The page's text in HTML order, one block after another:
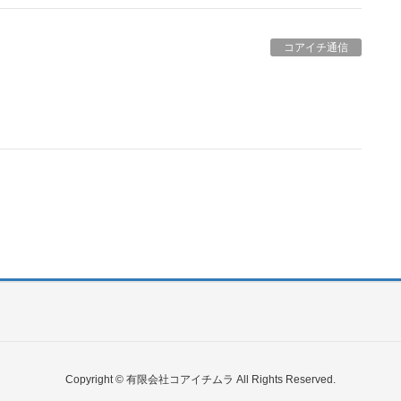
コアイチ通信
Copyright © 有限会社コアイチムラ All Rights Reserved.